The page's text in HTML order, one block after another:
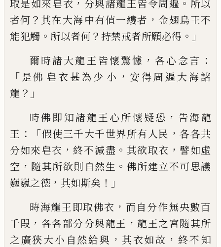
取是如來皂衣 ， 分與諸龍王皆令周遍 。 所以
者何 ？ 其在大海 中有值一縷者 ， 金翅鳥王不
能犯觸 。 所以者何 ？ 持禁戒者所願必得 。」
爾時諸大龍王皆懷驚懅 ， 各心念言 ：
「是佛 皂衣 甚為少 小 ， 安得周遍大海諸
龍 ？」
時佛即知諸龍王心所懷疑恐 ， 告海龍
王 ：「假使三千大千世界所有人民 ， 各各共
分如來皂衣 ， 終不減盡 。 其欲取衣 ， 譬如虛
空 ， 隨其所欲則自然生 。 佛所建立不可思議
巍巍之德 ， 其如斯矣 ！」
時海龍王即取佛衣 ， 而自分作無央數百
千叚 ， 各各部分分與龍王 ， 龍王之宮隨其所
之廣狹大小自然給與 ， 其衣如故 ， 終不知